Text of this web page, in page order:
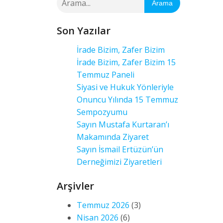
Arama
Son Yazılar
İrade Bizim, Zafer Bizim
İrade Bizim, Zafer Bizim 15
Temmuz Paneli
Siyasi ve Hukuk Yönleriyle
Onuncu Yılında 15 Temmuz
Sempozyumu
Sayın Mustafa Kurtaran’ı
Makamında Ziyaret
Sayın İsmail Ertüzün’ün
Derneğimizi Ziyaretleri
Arşivler
Temmuz 2026 (3)
Nisan 2026 (6)